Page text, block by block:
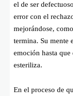
el de ser
error con el
mejorándose,
termina. Su mente
emoción hasta
esteriliza.
En el proceso de